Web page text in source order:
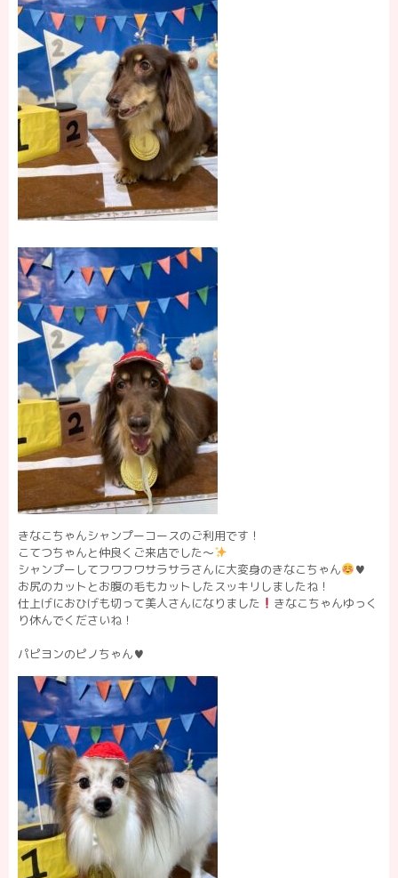
きなこちゃんシャンプーコースのご利用です！
こてつちゃんと仲良くご来店でした〜
シャンプーしてフワフワサラサラさんに大変身のきなこちゃん
♥️
お尻のカットとお腹の毛もカットしたスッキリしましたね！
仕上げにおひげも切って美人さんになりました
きなこちゃんゆっく
り休んでくださいね！
パピヨンのピノちゃん♥️